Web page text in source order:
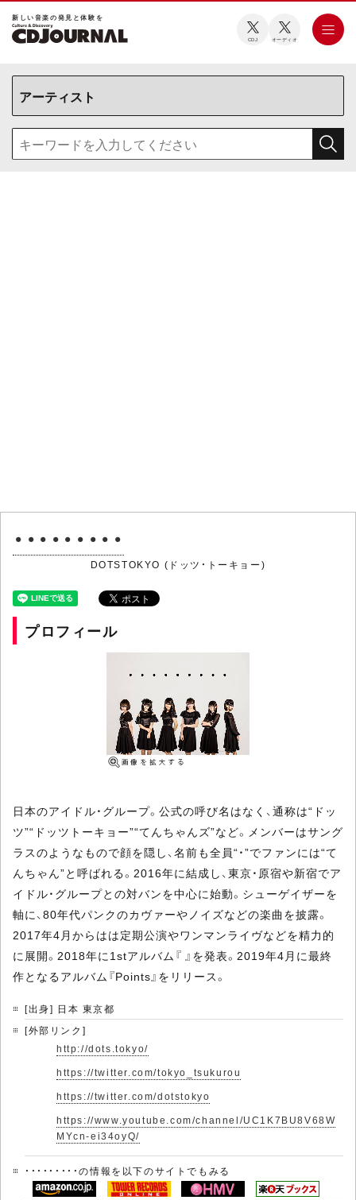
新しい⾳楽の発⾒と体験を
CDJ オーディオ
・・・・・・・・・
DOTSTOKYO (ドッツ・トーキョー)
プロフィール
日本のアイドル・グループ。公式の呼び名はなく、通称は“ドッ
ツ”“ドッツトーキョー”“てんちゃんズ”など。メンバーはサング
ラスのようなもので顔を隠し、名前も全員“・”でファンには“て
んちゃん”と呼ばれる。2016年に結成し、東京・原宿や新宿でア
イドル・グループとの対バンを中心に始動。シューゲイザーを
軸に、80年代パンクのカヴァーやノイズなどの楽曲を披露。
2017年4月からはは定期公演やワンマンライヴなどを精力的
に展開。2018年に1stアルバム『 』を発表。2019年4月に最終
作となるアルバム『Points』をリリース。
[出身] 日本 東京都
[外部リンク]
http://dots.tokyo/
https://twitter.com/tokyo_tsukurou
https://twitter.com/dotstokyo
https://www.youtube.com/channel/UC1K7BU8V68W
MYcn-ei34oyQ/
・・・・・・・・・の情報を以下のサイトでもみる